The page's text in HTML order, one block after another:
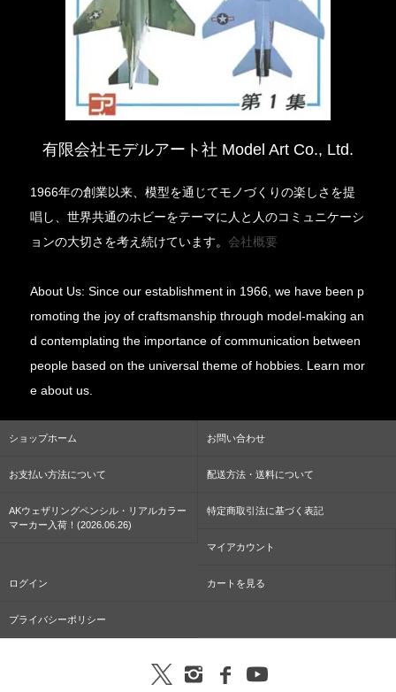
有限会社モデルアート社 Model Art Co., Ltd.
1966年の創業以来、模型を通じてモノづくりの楽しさを提
唱し、世界共通のホビーをテーマに人と人のコミュニケーシ
ョンの大切さを考え続けています。会社概要
About Us: Since our establishment in 1966, we have been p
romoting the joy of craftsmanship through model-making an
d contemplating the importance of communication between
people based on the universal theme of hobbies. Learn mor
e about us.
ショップホーム お問い合わせ
お支払い方法について 配送方法・送料について
AKウェザリングペンシル・リアルカラー
マーカー入荷！(2026.06.26)
特定商取引法に基づく表記
マイアカウント
ログイン カートを見る
プライバシーポリシー